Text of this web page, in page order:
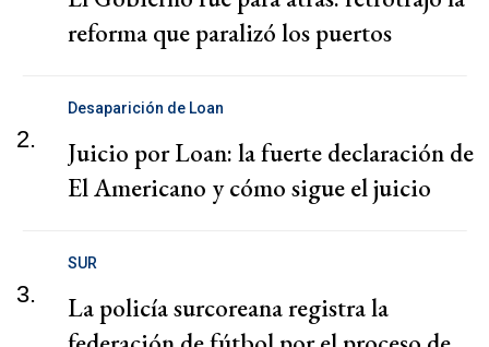
reforma que paralizó los puertos
2.
Desaparición de Loan
Juicio por Loan: la fuerte declaración de
El Americano y cómo sigue el juicio
3.
SUR
La policía surcoreana registra la